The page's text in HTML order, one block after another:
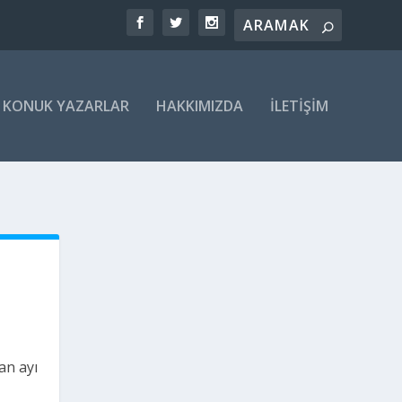
KONUK YAZARLAR HAKKIMIZDA İLETIŞIM
ayı